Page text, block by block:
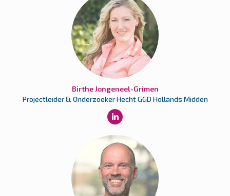
Birthe Jongeneel-Grimen
Projectleider & Onderzoeker Hecht GGD Hollands Midden